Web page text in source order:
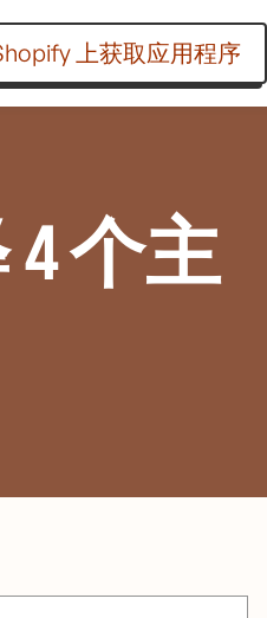
上获取应用程序
个主